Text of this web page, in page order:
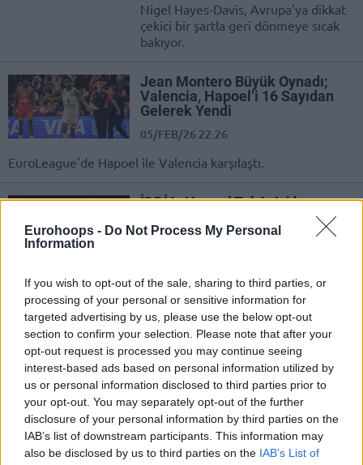
Eurohoops - Do Not Process My Personal
Information
If you wish to opt-out of the sale, sharing to third parties, or
processing of your personal or sensitive information for
targeted advertising by us, please use the below opt-out
section to confirm your selection. Please note that after your
opt-out request is processed you may continue seeing
interest-based ads based on personal information utilized by
us or personal information disclosed to third parties prior to
your opt-out. You may separately opt-out of the further
disclosure of your personal information by third parties on the
IAB’s list of downstream participants. This information may
also be disclosed by us to third parties on the IAB’s List of
Nigel Hayes-Davis, Avrupa'ya dikkat
çekici bir şartla geri dönmeye sıcak
bakıyor.
Jean Montero Büyük Oynadı;
Valencia, Hapoel’i 16 Sayıdan
Gelerek Yendi
05/FEB/26 22:26
EuroLeague'de Hapoel ile Valencia karşılaştı.
İDDİA: Hapoel Tel Aviv’de
Tehlikede!
İsrail basınına göre Hapoel Tel Aviv'deki kriz, gittikçe daha
da derinleşebilir.
Fenerbahçe Beko, EuroLeague’in
Yeni Lideri Oldu!
29/JAN/26 22:01
Son şampiyon Fenerbahçe Beko,
resmen EuroLeague'in yeni lideri
oldu!